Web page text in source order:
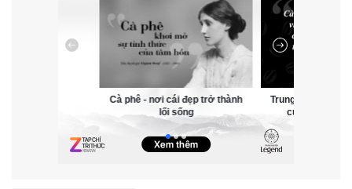
Cà phê - nơi cái đẹp trở thành
lối sống
Trung Nguyên
của ngoại